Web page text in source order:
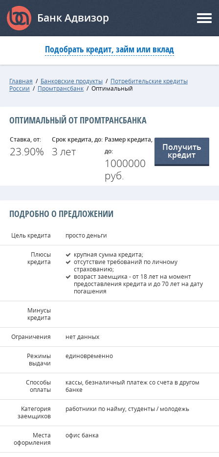
Банк Адвизор
Подобрать кредит, займ или вклад
Главная / Банковские продукты / Потребительские кредиты
России / Промтрансбанк / Оптимальный
ОПТИМАЛЬНЫЙ ОТ ПРОМТРАНСБАНКА
Ставка, от:
23.90%
Срок кредита, до:
3 лет
Размер кредита,
до:
1000000
руб.
Получить
кредит
ПОДРОБНО О ПРЕДЛОЖЕНИИ
Цель кредита просто деньги
Плюсы
кредита
крупная сумма кредита;
отсутствие требований по личному
страхованию;
возраст заемщика - от 18 лет на момент
предоставления кредита и до 70 лет на дату
погашения
Минусы
кредита
Ограничения нет данных
Режимы
выдачи
единовременно
Способы
оплаты
кассы, безналичный платеж со счета в другом
банке
Kатегория
заемщиков
работники по найму, студенты / молодежь
Места
оформления
офис банка